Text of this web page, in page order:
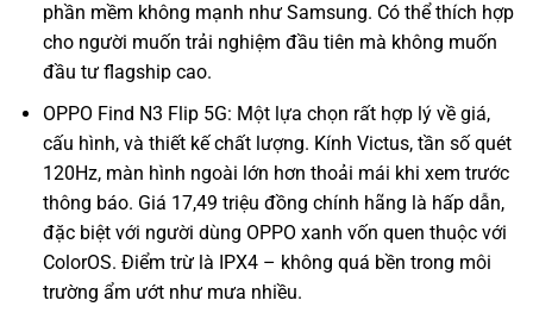
phần mềm không mạnh như Samsung. Có thể thích hợp
cho người muốn trải nghiệm đầu tiên mà không muốn
đầu tư flagship cao.
OPPO Find N3 Flip 5G: Một lựa chọn rất hợp lý về giá,
cấu hình, và thiết kế chất lượng. Kính Victus, tần số quét
120Hz, màn hình ngoài lớn hơn thoải mái khi xem trước
thông báo. Giá 17,49 triệu đồng chính hãng là hấp dẫn,
đặc biệt với người dùng OPPO xanh vốn quen thuộc với
ColorOS. Điểm trừ là IPX4 – không quá bền trong môi
trường ẩm ướt như mưa nhiều.